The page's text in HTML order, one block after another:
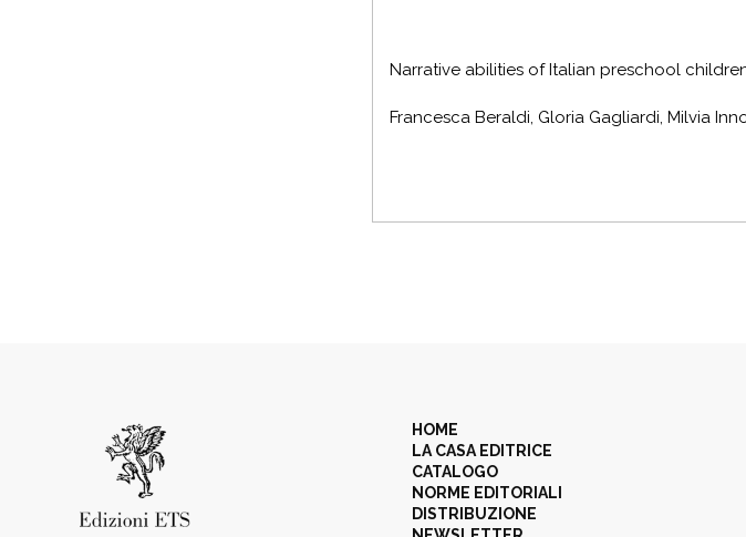
Narrative abilities of Italian preschool
Francesca Beraldi, Gloria Gagliardi, Milvia
HOME
LA CASA EDITRICE
CATALOGO
NORME EDITORIALI
DISTRIBUZIONE